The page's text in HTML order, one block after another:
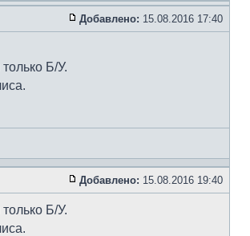
Добавлено: 15.08.2016 17:40
Б/У.
Добавлено: 15.08.2016 19:40
Б/У.